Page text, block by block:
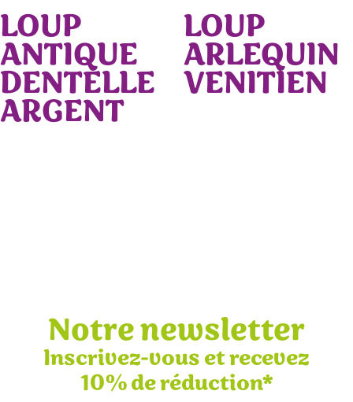
LOUP
ANTIQUE
DENTELLE
ARGENT
LOUP
ARLEQUIN
VENITIEN
Notre newsletter
Inscrivez-vous et recevez
10% de réduction*